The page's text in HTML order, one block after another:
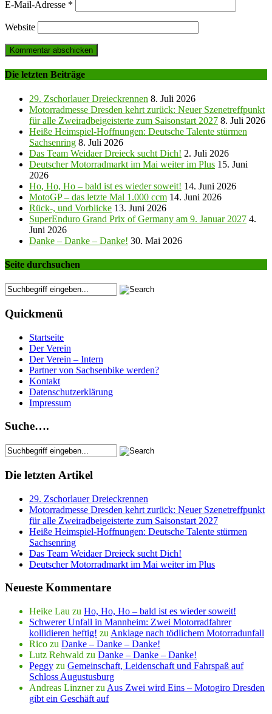
E-Mail-Adresse *
Website
Die letzten Beiträge
29. Zschorlauer Dreieckrennen 8. Juli 2026
Motorradmesse Dresden kehrt zurück: Neuer Szenetreffpunkt
für alle Zweiradbeigeisterte zum Saisonstart 2027 8. Juli 2026
Heiße Heimspiel-Hoffnungen: Deutsche Talente stürmen
Sachsenring 8. Juli 2026
Das Team Weidaer Dreieck sucht Dich! 2. Juli 2026
Deutscher Motorradmarkt im Mai weiter im Plus 15. Juni
2026
Ho, Ho, Ho – bald ist es wieder soweit! 14. Juni 2026
MotoGP – das letzte Mal 1.000 ccm 14. Juni 2026
Rück-, und Vorblicke 13. Juni 2026
SuperEnduro Grand Prix of Germany am 9. Januar 2027 4.
Juni 2026
Danke – Danke – Danke! 30. Mai 2026
Seite durchsuchen
Quickmenü
Startseite
Der Verein
Der Verein – Intern
Partner von Sachsenbike werden?
Kontakt
Datenschutzerklärung
Impressum
Suche….
Die letzten Artikel
29. Zschorlauer Dreieckrennen
Motorradmesse Dresden kehrt zurück: Neuer Szenetreffpunkt
für alle Zweiradbeigeisterte zum Saisonstart 2027
Heiße Heimspiel-Hoffnungen: Deutsche Talente stürmen
Sachsenring
Das Team Weidaer Dreieck sucht Dich!
Deutscher Motorradmarkt im Mai weiter im Plus
Neueste Kommentare
Heike Lau zu Ho, Ho, Ho – bald ist es wieder soweit!
Schwerer Unfall in Mannheim: Zwei Motorradfahrer
kollidieren heftig! zu Anklage nach tödlichem Motorradunfall
Rico zu Danke – Danke – Danke!
Lutz Rehwald zu Danke – Danke – Danke!
Peggy zu Gemeinschaft, Leidenschaft und Fahrspaß auf
Schloss Augustusburg
Andreas Linznerzu Aus Zwei wird Eins – Motogiro Dresden
gibt ein Geschäft auf